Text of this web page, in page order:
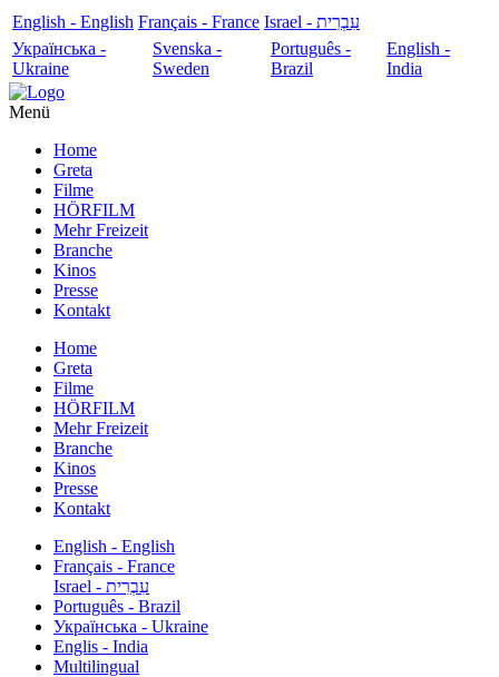
English - English Français - France
עִבְרִית - Israel
Українська -
Ukraine
Svenska -
Sweden
Português -
Brazil
English -
India
Menü
Home
Greta
Filme
HÖRFILM
Mehr Freizeit
Branche
Kinos
Presse
Kontakt
Home
Greta
Filme
HÖRFILM
Mehr Freizeit
Branche
Kinos
Presse
Kontakt
English - English
Français - France
עִבְרִית - Israel
Português - Brazil
Українська - Ukraine
Englis - India
Multilingual